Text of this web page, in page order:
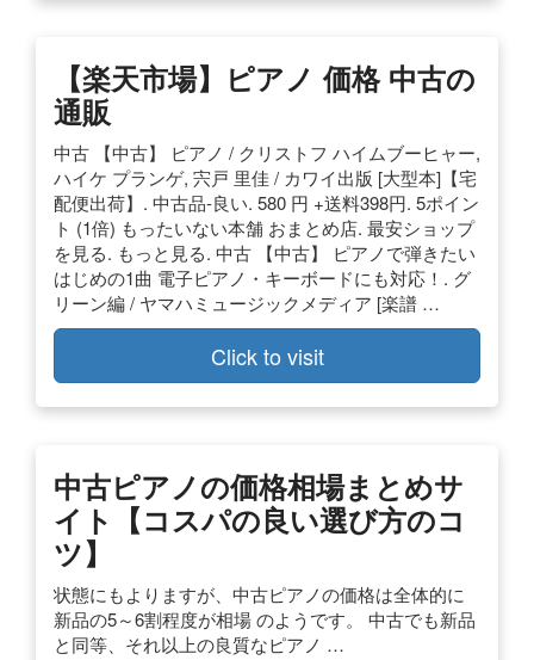
【楽天市場】ピアノ 価格 中古の
通販
中古 【中古】 ピアノ / クリストフ ハイムブーヒャー,
ハイケ プランゲ, 宍戸 里佳 / カワイ出版 [大型本]【宅
配便出荷】. 中古品-良い. 580 円 +送料398円. 5ポイン
ト (1倍) もったいない本舗 おまとめ店. 最安ショップ
を見る. もっと見る. 中古 【中古】 ピアノで弾きたい
はじめの1曲 電子ピアノ・キーボードにも対応！. グ
リーン編 / ヤマハミュージックメディア [楽譜 …
Click to visit
中古ピアノの価格相場まとめサ
イト【コスパの良い選び方のコ
ツ】
状態にもよりますが、中古ピアノの価格は全体的に
新品の5～6割程度が相場 のようです。 中古でも新品
と同等、それ以上の良質なピアノ …